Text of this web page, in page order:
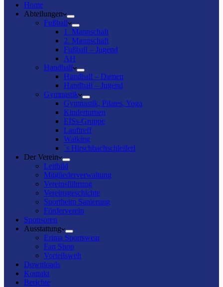
Home
Abteilungen
Fußball
1. Mannschaft
2. Mannschaft
Fußball – Jugend
AH
Handball
Handball – Damen
Handball – Jugend
Gymnastik
Gymnastik, Pilates, Yoga
Kinderturnen
EISs-Gruppe
Lauftreff
Walking
`s Hirschbachschleiferl
Der Verein
Leitbild
Mitgliederverwaltung
Vereinsführung
Vereinsgeschichte
Sportheim Sanierung
Förderverein
Sponsoren
Ausstattung
Erima Sportswear
Fan Shop
Vorteilswelt
Downloads
Kontakt
Berichte